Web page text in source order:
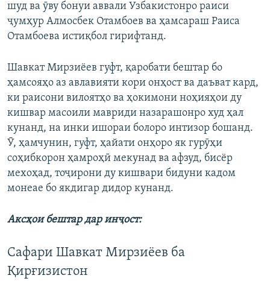
шуд ва ӯву бонуи аввали Узбакистонро раиси
ҷумҳур Алмосбек Отамбоев ва ҳамсараш Раиса
Отамбоева истиқбол гирифтанд.
Шавкат Мирзиёев гуфт, қаробати бештар бо
ҳамсояҳо аз авлавияти кори онҳост ва даъват кард,
ки раисони вилоятҳо ва ҳокимони ноҳияҳои ду
кишвар масоили мавриди назарашонро худ ҳал
кунанд, на инки ишораи болоро интизор бошанд.
Ӯ, ҳамчунин, гуфт, ҳайати онҳоро як гурӯҳи
соҳибкорон ҳамроҳӣ мекунад ва афзуд, бисёр
мехоҳад, тоҷирони ду кишвари бидуни кадом
монеае бо якдигар дидор кунанд.
Аксҳои бештар дар инҷост:
Сафари Шавкат Мирзиёев ба
Қирғизистон